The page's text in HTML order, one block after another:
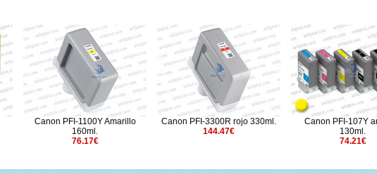
Canon PFI-1100Y Amarillo
160ml.
76.17€
Canon PFI-3300R rojo 330ml.
144.47€
Canon PFI-107Y
130ml.
74.21€